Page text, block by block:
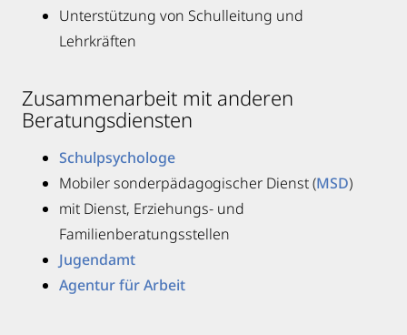
Unterstützung von Schulleitung und
Lehrkräften
Zusammenarbeit mit anderen
Beratungsdiensten
Schulpsychologe
Mobiler sonderpädagogischer Dienst (MSD)
mit Dienst, Erziehungs- und
Familienberatungsstellen
Jugendamt
Agentur für Arbeit